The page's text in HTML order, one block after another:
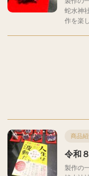
蛇水神
作を楽
商品
令和
製作の